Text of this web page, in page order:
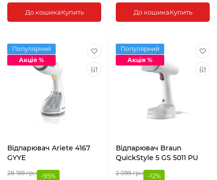
До кошикаКупить До кошикаКупить
Популярний
Акція %
Відпарювач Ariete 4167
GYYE
28 199 грн -95%
Популярний
Акція %
Відпарювач Braun
QuickStyle 5 GS 5011 PU
2 099 грн -12%